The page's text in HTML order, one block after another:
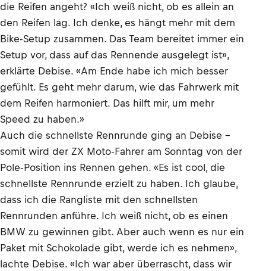
die Reifen angeht? «Ich weiß nicht, ob es allein an
den Reifen lag. Ich denke, es hängt mehr mit dem
Bike-Setup zusammen. Das Team bereitet immer ein
Setup vor, dass auf das Rennende ausgelegt ist»,
erklärte Debise. «Am Ende habe ich mich besser
gefühlt. Es geht mehr darum, wie das Fahrwerk mit
dem Reifen harmoniert. Das hilft mir, um mehr
Speed zu haben.»
Auch die schnellste Rennrunde ging an Debise –
somit wird der ZX Moto-Fahrer am Sonntag von der
Pole-Position ins Rennen gehen. «Es ist cool, die
schnellste Rennrunde erzielt zu haben. Ich glaube,
dass ich die Rangliste mit den schnellsten
Rennrunden anführe. Ich weiß nicht, ob es einen
BMW zu gewinnen gibt. Aber auch wenn es nur ein
Paket mit Schokolade gibt, werde ich es nehmen»,
lachte Debise. «Ich war aber überrascht, dass wir